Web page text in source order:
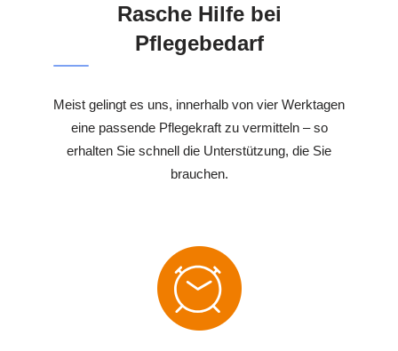
Rasche Hilfe bei
Pflegebedarf
Meist gelingt es uns, innerhalb von vier Werktagen
eine passende Pflegekraft zu vermitteln – so
erhalten Sie schnell die Unterstützung, die Sie
brauchen.